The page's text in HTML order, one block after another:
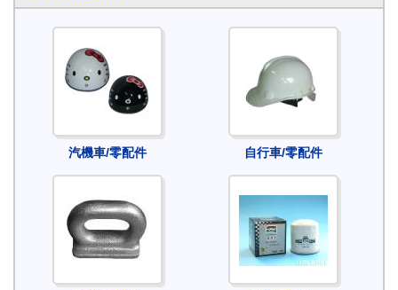
汽機車/零配件 自行車/零配件